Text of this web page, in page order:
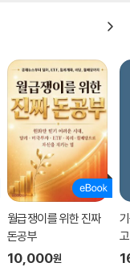
월급쟁이를 위한 진짜
돈공부
10,000원